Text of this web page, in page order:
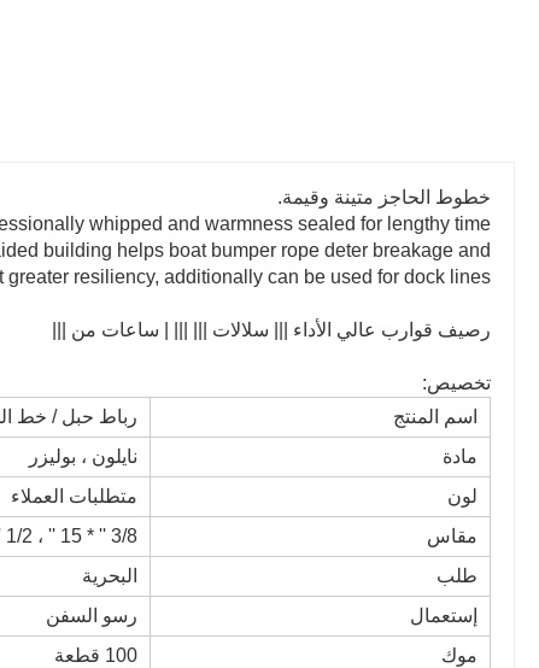
خطوط الحاجز متينة وقيمة.
whipped and warmness sealed for lengthy time
building helps boat bumper rope deter breakage and
greater resiliency, additionally can be used for dock lines
رصيف قوارب عالي الأداء ||| سلالات ||| ||| | ساعات من |||
تخصيص:
اسم المنتج
رباط حبل / خط
مادة
نايلون ، بوليزر
لون
متطلبات العملاء
مقاس
3/8 '' * 15 '' ، 1/2 '' * 25 '، 5/8' '* 30' أو حجم مخصص
طلب
البحرية
إستعمال
رسو السفن
موك
100 قطعة